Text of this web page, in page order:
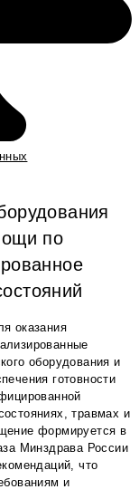
по
оказания
оборудования и
готовности
травмах и
формируется в
Минздрава России
что
и